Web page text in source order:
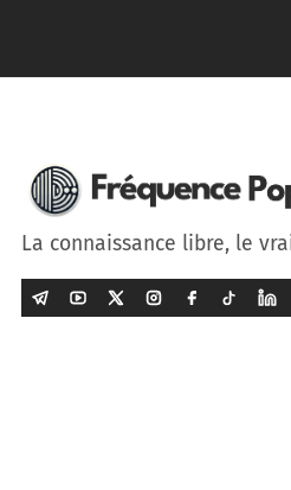
La connaissance libre, le